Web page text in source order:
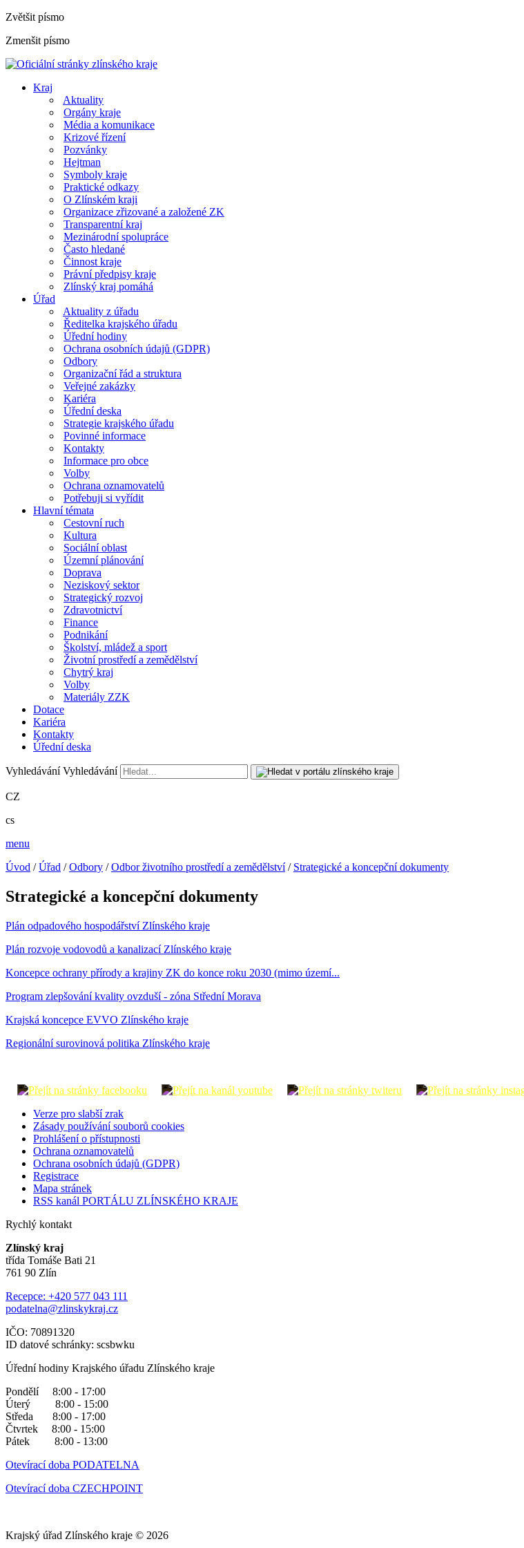
Zvětšit písmo
Zmenšit písmo
Kraj
Aktuality
Orgány kraje
Média a komunikace
Krizové řízení
Pozvánky
Hejtman
Symboly kraje
Praktické odkazy
O Zlínském kraji
Organizace zřizované a založené ZK
Transparentní kraj
Mezinárodní spolupráce
Často hledané
Činnost kraje
Právní předpisy kraje
Zlínský kraj pomáhá
Úřad
Aktuality z úřadu
Ředitelka krajského úřadu
Úřední hodiny
Ochrana osobních údajů (GDPR)
Odbory
Organizační řád a struktura
Veřejné zakázky
Kariéra
Úřední deska
Strategie krajského úřadu
Povinné informace
Kontakty
Informace pro obce
Volby
Ochrana oznamovatelů
Potřebuji si vyřídit
Hlavní témata
Cestovní ruch
Kultura
Sociální oblast
Územní plánování
Doprava
Neziskový sektor
Strategický rozvoj
Zdravotnictví
Finance
Podnikání
Školství, mládež a sport
Životní prostředí a zemědělství
Chytrý kraj
Volby
Materiály ZZK
Dotace
Kariéra
Kontakty
Úřední deska
Vyhledávání Vyhledávání
CZ
cs
menu
Úvod /Úřad /Odbory /Odbor životního prostředí a zemědělství/ Strategické a koncepční dokumenty
Strategické a koncepční dokumenty
Plán odpadového hospodářství Zlínského kraje
Plán rozvoje vodovodů a kanalizací Zlínského kraje
Koncepce ochrany přírody a krajiny ZK do konce roku 2030 (mimo území...
Program zlepšování kvality ovzduší - zóna Střední Morava
Krajská koncepce EVVO Zlínského kraje
Regionální surovinová politika Zlínského kraje
Verze pro slabší zrak
Zásady používání souborů cookies
Prohlášení o přístupnosti
Ochrana oznamovatelů
Ochrana osobních údajů (GDPR)
Registrace
Mapa stránek
RSS kanál PORTÁLU ZLÍNSKÉHO KRAJE
Rychlý kontakt
Zlínský kraj
třída Tomáše Bati 21
761 90 Zlín
Recepce: +420 577 043 111
podatelna@zlinskykraj.cz
IČO: 70891320
ID datové schránky: scsbwku
Úřední hodiny Krajského úřadu Zlínského kraje
Pondělí 8:00 - 17:00
Úterý 8:00 - 15:00
Středa 8:00 - 17:00
Čtvrtek 8:00 - 15:00
Pátek 8:00 - 13:00
Otevírací doba PODATELNA
Otevírací doba CZECHPOINT
Krajský úřad Zlínského kraje © 2026